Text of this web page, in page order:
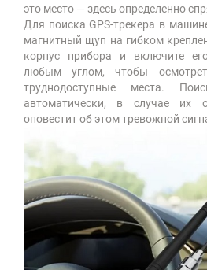
это место — здесь определенно
Для поиска GPS-трекера в
магнитный щуп на гибком
корпус прибора и включите
любым углом, чтобы
труднодоступные места.
автоматически, в случае их
оповестит об этом тревожной